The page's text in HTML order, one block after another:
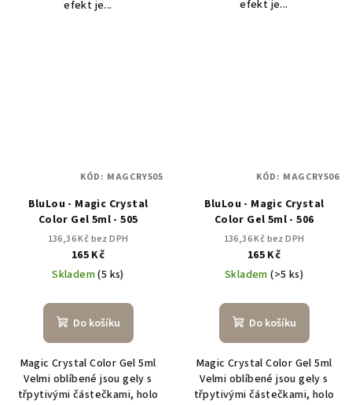
efekt je... efekt je...
BluLou - Magic Crystal
Color Gel 5ml - 505
136,36 Kč bez DPH
165 Kč
Skladem(5 ks)
Do košíku
Magic Crystal Color Gel 5ml
Velmi oblíbené jsou gely s
třpytivými částečkami, holo
KÓD: MAGCRY505
BluLou - Magic Crystal
Color Gel 5ml - 506
136,36 Kč bez DPH
165 Kč
Skladem(>5 ks)
Do košíku
Magic Crystal Color Gel 5ml
Velmi oblíbené jsou gely s
třpytivými částečkami, holo
KÓD: MAGCRY506